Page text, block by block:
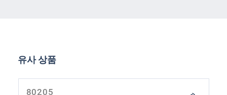
제품 갤러리 건너뛰기
유사 상품
80205